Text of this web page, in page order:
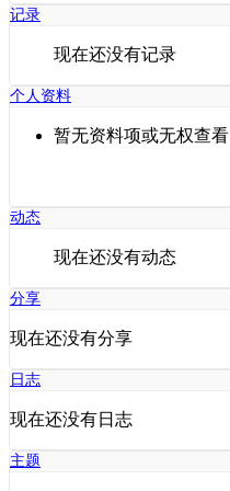
记录
现在还没有记录
个人资料
暂无资料项或无权查看
动态
现在还没有动态
分享
现在还没有分享
日志
现在还没有日志
主题